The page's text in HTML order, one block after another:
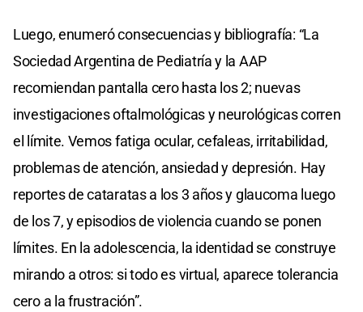
Luego, enumeró consecuencias y bibliografía: “La
Sociedad Argentina de Pediatría y la AAP
recomiendan pantalla cero hasta los 2; nuevas
investigaciones oftalmológicas y neurológicas corren
el límite. Vemos fatiga ocular, cefaleas, irritabilidad,
problemas de atención, ansiedad y depresión. Hay
reportes de cataratas a los 3 años y glaucoma luego
de los 7, y episodios de violencia cuando se ponen
límites. En la adolescencia, la identidad se construye
mirando a otros: si todo es virtual, aparece tolerancia
cero a la frustración”.